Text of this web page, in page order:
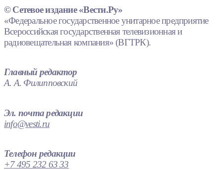
© Сетевое издание «Вести.Ру»
«Федеральное государственное унитарное предприятие
Всероссийская государственная телевизионная и
радиовещательная компания» (ВГТРК).
Главный редактор
А. А. Филипповский
Эл. почта редакции
info@vesti.ru
Телефон редакции
+7 495 232 63 33